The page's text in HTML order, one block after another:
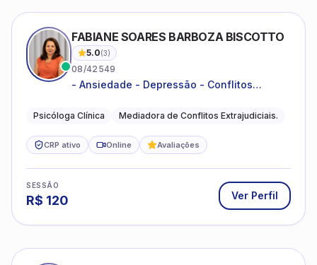
FABIANE SOARES BARBOZA BISCOTTO
5.0(3)
08/42549
- Ansiedade - Depressão - Conflitos
relacionamentos - Autoestima -
Psicóloga Clínica Mediadora de Conflitos Extrajudiciais.
CRP ativo Online Avaliações
SESSÃO
R$ 120 Ver Perfil